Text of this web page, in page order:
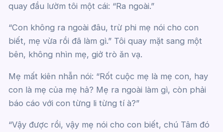
quay đầu lườm tôi một cái: “Ra ngoài.”
“Con không ra ngoài đâu, trừ phi mẹ nói cho con
biết, mẹ vừa rồi đã làm gì.” Tôi quay mặt sang một
bên, không nhìn mẹ, giở trò ăn vạ.
Mẹ mất kiên nhẫn nói: “Rốt cuộc mẹ là mẹ con, hay
con là mẹ của mẹ hả? Mẹ ra ngoài làm gì, còn phải
báo cáo với con từng li từng tí à?”
“Vậy được rồi, vậy mẹ nói cho con biết, chú Tâm đó